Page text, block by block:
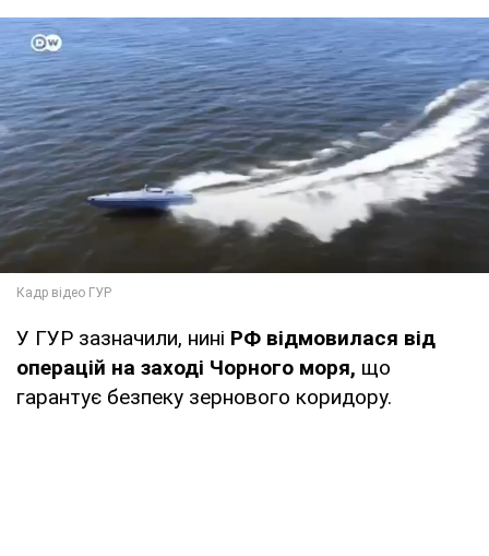
У ГУР зазначили, нині РФ відмовилася від
операцій на заході Чорного моря, що
гарантує безпеку зернового коридору.